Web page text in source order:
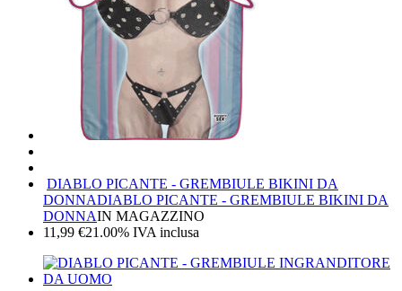
DIABLO PICANTE - GREMBIULE BIKINI DA
DONNADIABLO PICANTE - GREMBIULE BIKINI DA
DONNAIN MAGAZZINO
11,99 €21.00% IVA inclusa